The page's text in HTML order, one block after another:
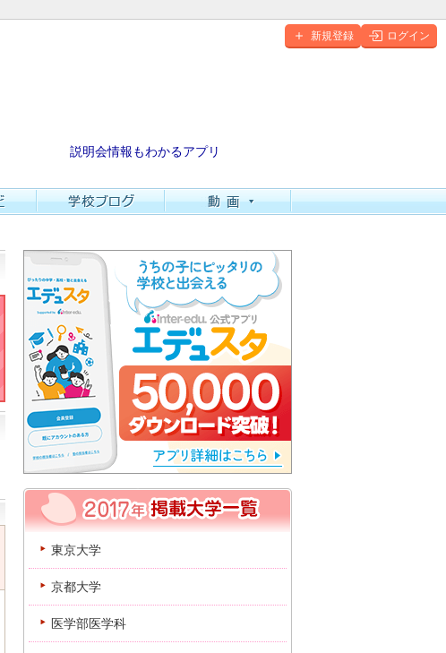
新規登録 ログイン
説明会情報もわかるアプリ
東京大学
京都大学
医学部医学科